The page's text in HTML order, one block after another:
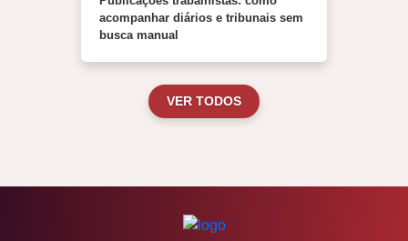
acompanhar diários e tribunais sem
busca manual
VER TODOS